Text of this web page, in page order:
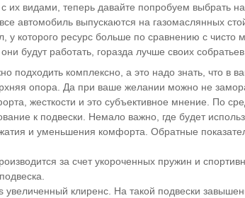
их видами, теперь давайте попробуем выбрать
автомобиль выпускаются на газомаслянных
у которого ресурс больше по сравнению с
будут работать, горазда лучше своих собратьев
подходить комплексно, а это надо знать, что в
опора. Да при ваше желании можно не
жесткости и это субъективное мнение. По
к подвески. Немало важно, где будет
и уменьшения комфорта. Обратные
за счет укороченных пружин и
увеличенный клиренс. На такой подвески